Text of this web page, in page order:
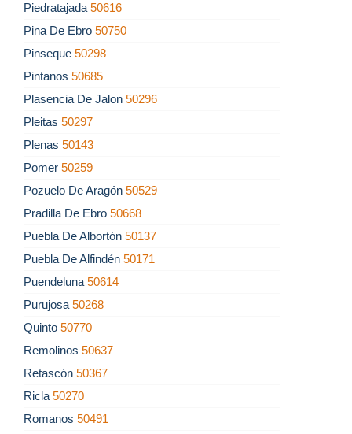
Piedratajada 50616
Pina De Ebro 50750
Pinseque 50298
Pintanos 50685
Plasencia De Jalon 50296
Pleitas 50297
Plenas 50143
Pomer 50259
Pozuelo De Aragón 50529
Pradilla De Ebro 50668
Puebla De Albortón 50137
Puebla De Alfindén 50171
Puendeluna 50614
Purujosa 50268
Quinto 50770
Remolinos 50637
Retascón 50367
Ricla 50270
Romanos 50491